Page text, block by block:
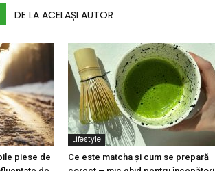
DE LA ACELAȘI AUTOR
piese de
Lifestyle
Ce este matcha și cum se prepară